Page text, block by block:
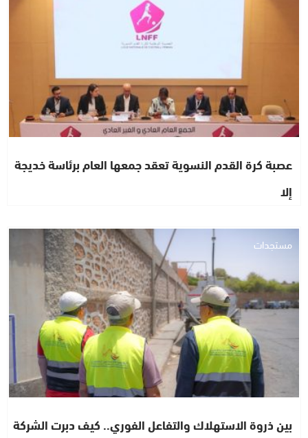
عصبة كرة القدم النسوية تعقد جمعها العام برئاسة خديجة
إلا
مستجدات
بين ذروة الاستهلاك والتفاعل الفوري.. كيف دبرت الشركة